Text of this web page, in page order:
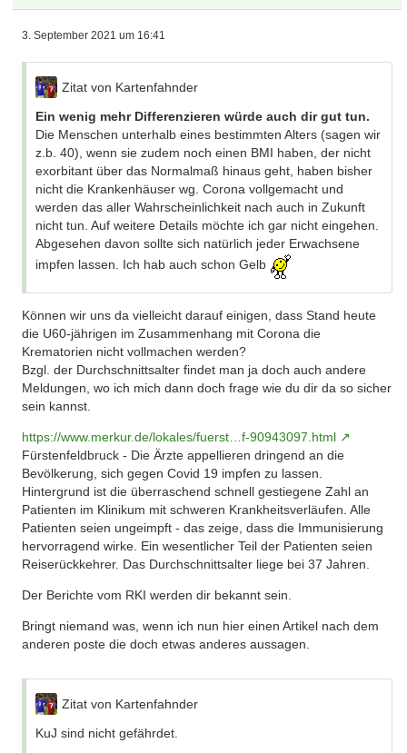
3. September 2021 um 16:41
Zitat von Kartenfahnder
Ein wenig mehr Differenzieren würde auch dir gut tun.
Die Menschen unterhalb eines bestimmten Alters (sagen wir
z.b. 40), wenn sie zudem noch einen BMI haben, der nicht
exorbitant über das Normalmaß hinaus geht, haben bisher
nicht die Krankenhäuser wg. Corona vollgemacht und
werden das aller Wahrscheinlichkeit nach auch in Zukunft
nicht tun. Auf weitere Details möchte ich gar nicht eingehen.
Abgesehen davon sollte sich natürlich jeder Erwachsene
impfen lassen. Ich hab auch schon Gelb
Können wir uns da vielleicht darauf einigen, dass Stand heute
die U60-jährigen im Zusammenhang mit Corona die
Krematorien nicht vollmachen werden?
Bzgl. der Durchschnittsalter findet man ja doch auch andere
Meldungen, wo ich mich dann doch frage wie du dir da so sicher
sein kannst.
https://www.merkur.de/lokales/fuerst…f-90943097.html
Fürstenfeldbruck - Die Ärzte appellieren dringend an die
Bevölkerung, sich gegen Covid 19 impfen zu lassen.
Hintergrund ist die überraschend schnell gestiegene Zahl an
Patienten im Klinikum mit schweren Krankheitsverläufen. Alle
Patienten seien ungeimpft - das zeige, dass die Immunisierung
hervorragend wirke. Ein wesentlicher Teil der Patienten seien
Reiserückkehrer. Das Durchschnittsalter liege bei 37 Jahren.
Der Berichte vom RKI werden dir bekannt sein.
Bringt niemand was, wenn ich nun hier einen Artikel nach dem
anderen poste die doch etwas anderes aussagen.
Zitat von Kartenfahnder
KuJ sind nicht gefährdet.